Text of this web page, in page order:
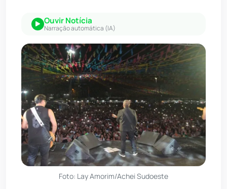
Ouvir Notícia
Narração automática (IA)
Foto: Lay Amorim/Achei Sudoeste